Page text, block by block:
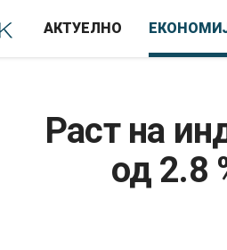
АКТУЕЛНО
Раст на
од 2.8